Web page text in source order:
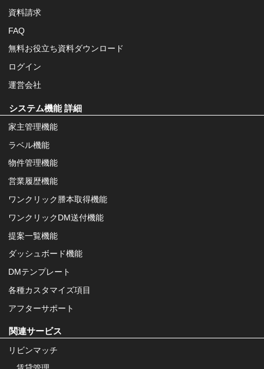
資料請求
FAQ
無料お役立ち資料ダウンロード
ログイン
運営会社
システム機能 詳細
家主管理機能
ラベル機能
物件管理機能
営業履歴機能
ワンクリック謄本取得機能
ワンクリックDM送付機能
提案一覧機能
ダッシュボード機能
DMテンプレート
各種カスタマイズ項目
アフターサポート
関連サービス
リビンマッチ